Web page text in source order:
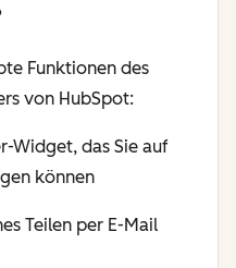
Funktionen des
von HubSpot:
Widget, das Sie auf
können
Teilen per E-Mail